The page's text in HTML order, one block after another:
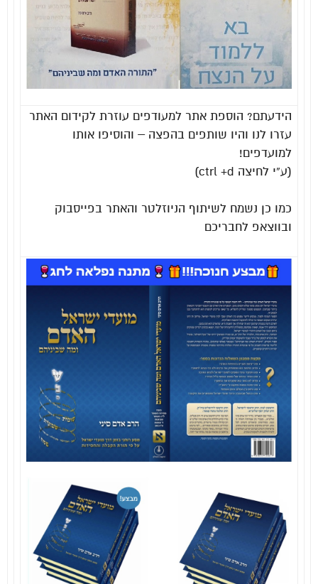
הידעתם? הוספת אתר למעודפים עוזרת לקידום האתר
עזרו לנו והיו שותפים בהפצה – והוסיפו אותו
למועדפים!
(ע”י לחיצה ctrl +d)
כמו כן נשמח לשיתוף הניוזלטר והאתר בפייסבוק
ובווצאפ לחבריכם